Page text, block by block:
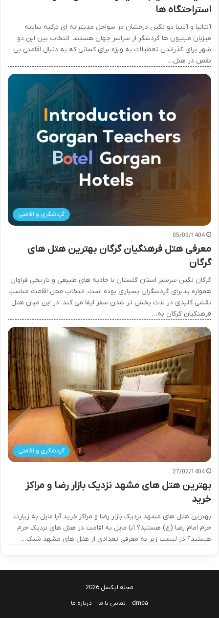
استراحتگاه ها
آنتالیا و آلانیا دو نگین درخشان در سواحل مدیترانه ای ترکیه سالانه
میزبان میلیون ها گردشگر از سراسر جهان هستند. انتخاب بین این دو
شهر برای گذراندن تعطیلات به ویژه برای کسانی که به دنبال اقامتی بی
نقص در هتل…
گردشگری و اقامتی
05/03/1404
معرفی هتل فرهنگیان گرگان بهترین هتل های
گرگان
گرگان نگین سرسبز استان گلستان با جاذبه های طبیعی و تاریخی فراوان
همواره پذیرای گردشگران بسیاری بوده است. انتخاب محل اقامت مناسب
نقشی کلیدی در لذت بخش تر شدن سفر ایفا می کند. در این میان هتل
فرهنگیان گرگان به…
گردشگری و اقامتی
27/02/1404
بهترین هتل های مشهد نزدیک بازار رضا و مراکز
خرید
بهترین هتل های مشهد نزدیک بازار رضا و مراکز خرید آیا مایل به زیارت
حرم امام رضا (ع) هستید؟ آیا مایل به اقامت در هتل های نزدیک حرم
هستید؟ در لیست زیر به معرفی تعدادی از هتل های مشهد شیک…
مجله ایکسل 2026
dmca
تماس با ما درباره ما